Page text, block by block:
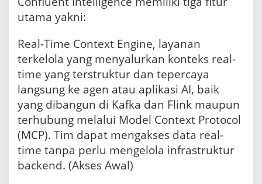
utama yakni:
Real-Time Context Engine, layanan
terkelola yang menyalurkan konteks real-
time yang terstruktur dan tepercaya
langsung ke agen atau aplikasi AI, baik
yang dibangun di Kafka dan Flink maupun
terhubung melalui Model Context Protocol
(MCP). Tim dapat mengakses data real-
time tanpa perlu mengelola infrastruktur
backend. (Akses Awal)